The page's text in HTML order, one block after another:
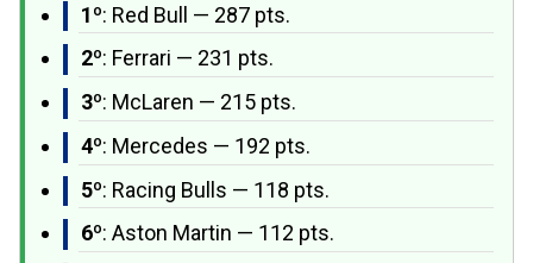
1º: Red Bull — 287 pts.
2º: Ferrari — 231 pts.
3º: McLaren — 215 pts.
4º: Mercedes — 192 pts.
5º: Racing Bulls — 118 pts.
6º: Aston Martin — 112 pts.